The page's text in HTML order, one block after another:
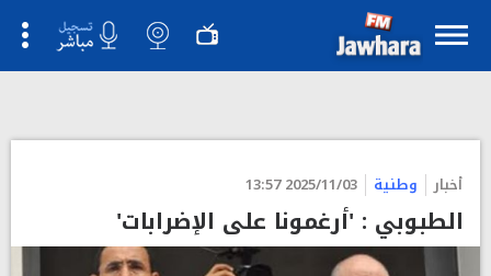
أخبار وطنية 2025/11/03 13:57
الطبوبي : 'أرغمونا على الإضرابات'